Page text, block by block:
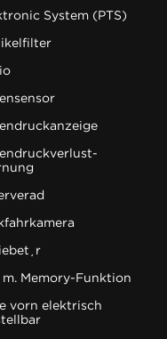
System (PTS)
m. Memory-Funktion
vorn elektrisch